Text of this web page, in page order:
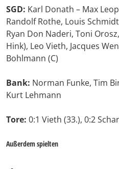
SGD: Karl Donath – Max
Randolf Rothe, Louis
Ryan Don Naderi, Toni
Hink), Leo Vieth, Jacques
Bohlmann (C)
Bank: Norman Funke, Tim
Kurt Lehmann
Tore: 0:1 Vieth (33.), 0:2
Außerdem spielten